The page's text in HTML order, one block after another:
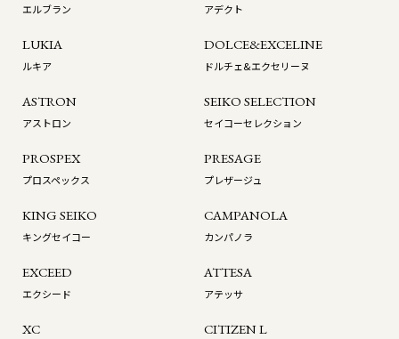
エルブラン アデクト
LUKIA
ルキア
DOLCE&EXCELINE
ドルチェ&エクセリーヌ
ASTRON
アストロン
SEIKO SELECTION
セイコーセレクション
PROSPEX
プロスペックス
PRESAGE
プレザージュ
KING SEIKO
キングセイコー
CAMPANOLA
カンパノラ
EXCEED
エクシード
ATTESA
アテッサ
XC CITIZEN L